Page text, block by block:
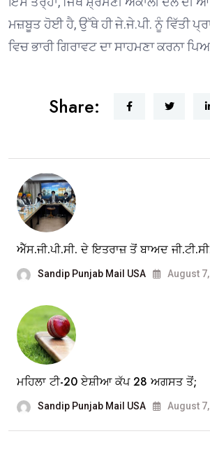
ਮਜ਼ਬੂਤ ਹੋਈ ਹੈ, ਉੱਥੇ ਹੀ ਜੇ.ਜੇ.ਪੀ. ਨੂੰ ਵਿੱਤੀ
ਵਿਚ ਭਾਰੀ ਗਿਰਾਵਟ ਦਾ ਸਾਹਮਣਾ ਕਰਨਾ
Share:
ਐੱਸ.ਜੀ.ਪੀ.ਸੀ. ਦੇ ਇਤਰਾਜ਼ ਤੋਂ ਬਾਅਦ
Sandip Punjab Mail USA August
ਮਹਿਲਾ ਟੀ-20 ਏਸ਼ੀਆ ਕੱਪ 28 ਅਗਸਤ ਤੋਂ;
Sandip Punjab Mail USA August